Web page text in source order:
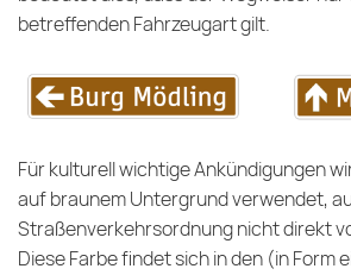
betreffenden Fahrzeugart gilt.
Für kulturell wichtige Ankündigungen
auf braunem Untergrund verwendet,
Straßenverkehrsordnung nicht direkt
Diese Farbe findet sich in den (in Form